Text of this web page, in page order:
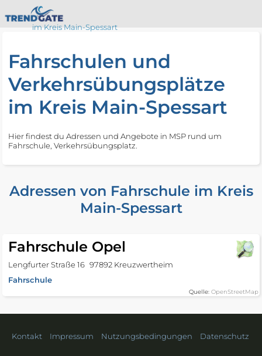
im Kreis Main-Spessart
Fahrschulen und
Verkehrsübungsplätze
im Kreis Main-Spessart
Hier findest du Adressen und Angebote in MSP rund um
Fahrschule, Verkehrsübungsplatz.
Adressen von Fahrschule im Kreis
Main-Spessart
Fahrschule Opel
Lengfurter Straße 16 97892 Kreuzwertheim
Fahrschule
Quelle: OpenStreetMap
Kontakt Impressum Nutzungsbedingungen Datenschutz